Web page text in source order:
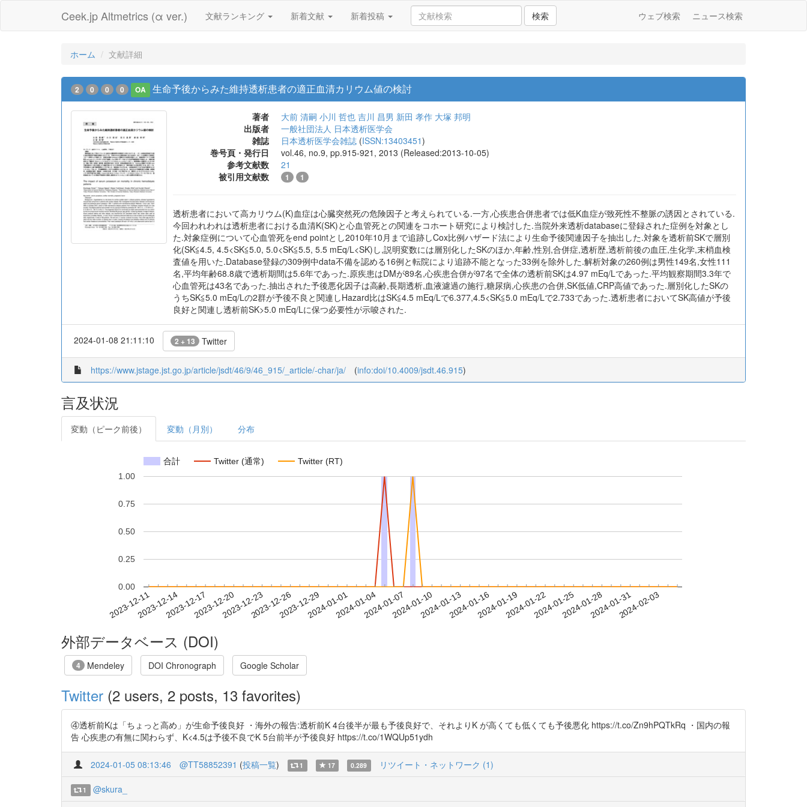
Ceek.jp Altmetrics (α ver.) 文献ランキング 新着文献 新着投稿 検索 ウェブ検索 ニュース検索
ホーム 文献詳細
2 0 0 0 OA 生命予後からみた維持透析患者の適正血清カリウム値の検討
著者 大前 清嗣 小川 哲也 吉川 昌男 新田 孝作 大塚 邦明
出版者
一般社団法人 日本透析医学会
雑誌
日本透析医学会雑誌 (ISSN:13403451)
巻号頁・発行日
vol.46, no.9, pp.915-921, 2013 (Released:2013-10-05)
参考文献数
21
被引用文献数
1 1
透析患者において高カリウム(K)血症は心臓突然死の危険因子と考えられている.一方,心疾患合併患者では低K血症が致死性不整脈の誘因とされている.
今回われわれは透析患者における血清K(SK)と心血管死との関連をコホート研究により検討した.当院外来透析databaseに登録された症例を対象とし
た.対象症例について心血管死をend pointとし2010年10月まで追跡しCox比例ハザード法により生命予後関連因子を抽出した.対象を透析前SKで層別
化(SK≦4.5, 4.5<SK≦5.0, 5.0<SK≦5.5, 5.5 mEq/L<SK)し,説明変数には層別化したSKのほか,年齢,性別,合併症,透析歴,透析前後の血圧,生化学,末梢血検
査値を用いた.Database登録の309例中data不備を認める16例と転院により追跡不能となった33例を除外した.解析対象の260例は男性149名,女性111
名,平均年齢68.8歳で透析期間は5.6年であった.原疾患はDMが89名,心疾患合併が97名で全体の透析前SKは4.97 mEq/Lであった.平均観察期間3.3年で
心血管死は43名であった.抽出された予後悪化因子は高齢,長期透析,血液濾過の施行,糖尿病,心疾患の合併,SK低値,CRP高値であった.層別化したSKの
うちSK≦5.0 mEq/Lの2群が予後不良と関連しHazard比はSK≦4.5 mEq/Lで6.377,4.5<SK≦5.0 mEq/Lで2.733であった.透析患者においてSK高値が予後
良好と関連し透析前SK>5.0 mEq/Lに保つ必要性が示唆された.
2024-01-08 21:11:10 2 + 13 Twitter
https://www.jstage.jst.go.jp/article/jsdt/46/9/46_915/_article/-char/ja/ (info:doi/10.4009/jsdt.46.915)
言及状況
変動（ピーク前後） 変動（月別） 分布
合計 Twitter (通常) Twitter (RT)
2023-12-112023-12-142023-12-172023-12-202023-12-232023-12-262023-12-292024-01-012024-01-042024-01-072024-01-102024-01-132024-01-162024-01-192024-01-222024-01-252024-01-282024-01-312024-02-03
0.00
0.25
0.50
0.75
1.00
外部データベース (DOI)
4 Mendeley DOI Chronograph Google Scholar
Twitter (2 users, 2 posts, 13 favorites)
④透析前Kは「ちょっと高め」が生命予後良好 ・海外の報告:透析前K 4台後半が最も予後良好で、それよりK が高くても低くても予後悪化 https://t.co/Zn9hPQTkRq ・国内の報
告 心疾患の有無に関わらず、K<4.5は予後不良でK 5台前半が予後良好 https://t.co/1WQUp51ydh
2024-01-05 08:13:46 @TT58852391 (投稿一覧) 1 17 0.289 リツイート・ネットワーク (1)
1 @skura_